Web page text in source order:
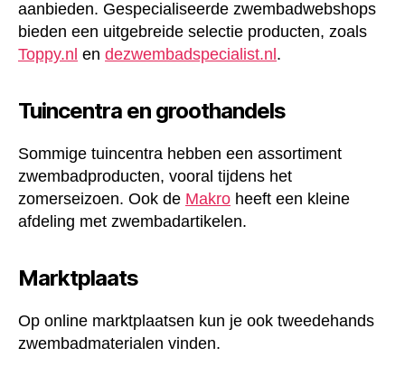
aanbieden. Gespecialiseerde zwembadwebshops
bieden een uitgebreide selectie producten, zoals
Toppy.nl en dezwembadspecialist.nl.
Tuincentra en groothandels
Sommige tuincentra hebben een assortiment
zwembadproducten, vooral tijdens het
zomerseizoen. Ook de Makro heeft een kleine
afdeling met zwembadartikelen.
Marktplaats
Op online marktplaatsen kun je ook tweedehands
zwembadmaterialen vinden.